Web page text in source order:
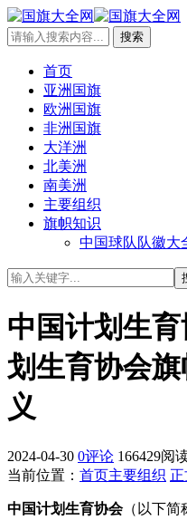
首页
亚洲国旗
欧洲国旗
非洲国旗
大洋洲
北美洲
南美洲
主要组织
旗帜知识
中国球队队徽大
中国计划生
划生育协会
义
2024-04-30 0评论 166429阅
当前位置： 首页主要组织 正
中国计划生育协会（以下简